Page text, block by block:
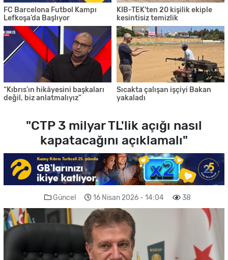
FC Barcelona Futbol Kampı
Lefkoşa’da Başlıyor
KIB-TEK'ten 20 kişilik ekiple
kesintisiz temizlik
“Kıbrıs’ın hikâyesini başkaları
değil, biz anlatmalıyız”
Sıcakta çalışan işçiyi Bakan
yakaladı
"CTP 3 milyar TL'lik açığı nasıl
kapatacağını açıklamalı"
Güncel 16 Nisan 2026 - 14:04 38